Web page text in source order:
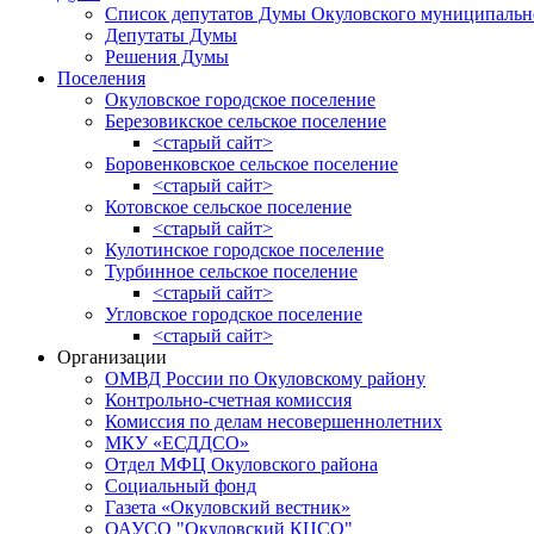
Список депутатов Думы Окуловского
Депутаты Думы
Решения Думы
Поселения
Окуловское городское поселение
Березовикское сельское поселение
<старый сайт>
Боровенковское сельское поселение
<старый сайт>
Котовское сельское поселение
<старый сайт>
Кулотинское городское поселение
Турбинное сельское поселение
<старый сайт>
Угловское городское поселение
<старый сайт>
Организации
ОМВД России по Окуловскому району
Контрольно-счетная комиссия
Комиссия по делам несовершеннолетних
МКУ «ЕСДДСО»
Отдел МФЦ Окуловского района
Социальный фонд
Газета «Окуловский вестник»
ОАУСО "Окуловский КЦСО"